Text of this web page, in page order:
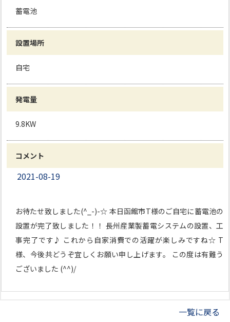
蓄電池
設置場所
自宅
発電量
9.8KW
コメント
2021-08-19
お待たせ致しました(^_-)-☆ 本日函館市T様のご自宅に蓄電池の
設置が完了致しました！！ 長州産業製蓄電システムの設置、工
事完了です♪ これから自家消費での活躍が楽しみですね☆ T
様、今後共どうぞ宜しくお願い申し上げます。 この度は有難う
ございました (^^)/
一覧に戻る